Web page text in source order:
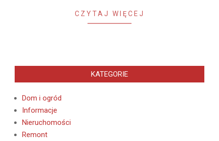
CZYTAJ WIĘCEJ
KATEGORIE
Dom i ogród
Informacje
Nieruchomości
Remont